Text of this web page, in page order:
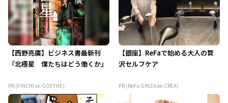
【西野亮廣】ビジネス書最新刊
『北極星 僕たちはどう働くか』
PR (FINCHI on GOETHE)
【銀座】ReFaで始める大人の贅
沢セルフケア
PR (ReFa GINZA on CREA)